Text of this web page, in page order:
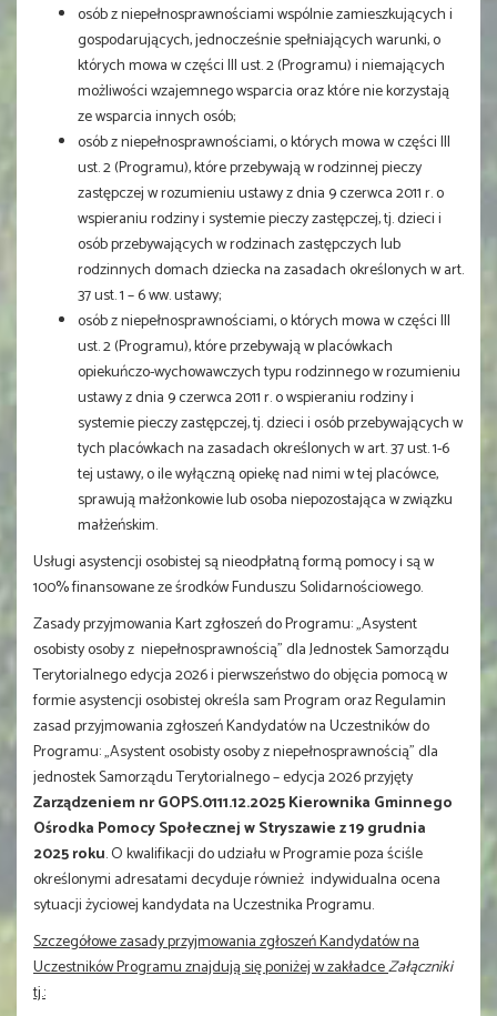
osób z niepełnosprawnościami wspólnie zamieszkujących i
gospodarujących, jednocześnie spełniających warunki, o
których mowa w części III ust. 2 (Programu) i niemających
możliwości wzajemnego wsparcia oraz które nie korzystają
ze wsparcia innych osób;
osób z niepełnosprawnościami, o których mowa w części III
ust. 2 (Programu), które przebywają w rodzinnej pieczy
zastępczej w rozumieniu ustawy z dnia 9 czerwca 2011 r. o
wspieraniu rodziny i systemie pieczy zastępczej, tj. dzieci i
osób przebywających w rodzinach zastępczych lub
rodzinnych domach dziecka na zasadach określonych w art.
37 ust. 1 – 6 ww. ustawy;
osób z niepełnosprawnościami, o których mowa w części III
ust. 2 (Programu), które przebywają w placówkach
opiekuńczo-wychowawczych typu rodzinnego w rozumieniu
ustawy z dnia 9 czerwca 2011 r. o wspieraniu rodziny i
systemie pieczy zastępczej, tj. dzieci i osób przebywających w
tych placówkach na zasadach określonych w art. 37 ust. 1-6
tej ustawy, o ile wyłączną opiekę nad nimi w tej placówce,
sprawują małżonkowie lub osoba niepozostająca w związku
małżeńskim.
Usługi asystencji osobistej są nieodpłatną formą pomocy i są w
100% finansowane ze środków Funduszu Solidarnościowego.
Zasady przyjmowania Kart zgłoszeń do Programu: „Asystent
osobisty osoby z niepełnosprawnością” dla Jednostek Samorządu
Terytorialnego edycja 2026 i pierwszeństwo do objęcia pomocą w
formie asystencji osobistej określa sam Program oraz Regulamin
zasad przyjmowania zgłoszeń Kandydatów na Uczestników do
Programu: „Asystent osobisty osoby z niepełnosprawnością” dla
jednostek Samorządu Terytorialnego – edycja 2026 przyjęty
Zarządzeniem nr GOPS.0111.12.2025 Kierownika Gminnego
Ośrodka Pomocy Społecznej w Stryszawie z 19 grudnia
2025 roku. O kwalifikacji do udziału w Programie poza ściśle
określonymi adresatami decyduje również indywidualna ocena
sytuacji życiowej kandydata na Uczestnika Programu.
Szczegółowe zasady przyjmowania zgłoszeń Kandydatów na
Uczestników Programu znajdują się poniżej w zakładceZałączniki
tj.: